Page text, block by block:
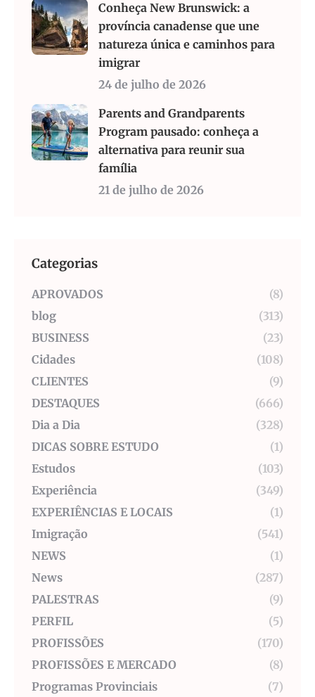
Conheça New Brunswick: a
província canadense que une
natureza única e caminhos para
imigrar
24 de julho de 2026
Parents and Grandparents
Program pausado: conheça a
alternativa para reunir sua
família
21 de julho de 2026
Categorias
APROVADOS
(8)
blog
(313)
BUSINESS
(23)
Cidades
(108)
CLIENTES
(9)
DESTAQUES
(666)
Dia a Dia
(328)
DICAS SOBRE ESTUDO
(1)
Estudos
(103)
Experiência
(349)
EXPERIÊNCIAS E LOCAIS
(1)
Imigração
(541)
NEWS
(1)
News
(287)
PALESTRAS
(9)
PERFIL
(5)
PROFISSÕES
(170)
PROFISSÕES E MERCADO
(8)
Programas Provinciais
(7)